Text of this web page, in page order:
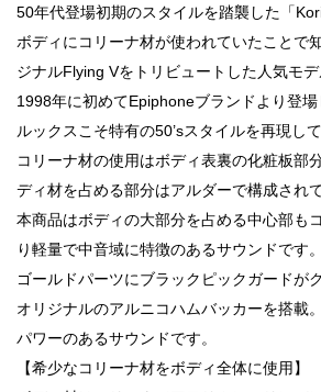
50年代登場初期のスタイルを踏襲した「
ボディにコリーナ材が使われていたことで
ジナルFlying Vをトリビュートした人気モデ
1998年に初めてEpiphoneブランドより登場
ルックスこそ特有の50’sスタイルを再現し
コリーナ材の使用はボディ表裏の化粧板部
ディ材を占める部分はアルダーで構成され
本商品はボディの大部分を占める中心部も
り軽量で中音域に特徴のあるサウンドです。
ゴールドパーツにブラックピックガードが
オリジナルのアルニコハムバッカーを搭載
パワーのあるサウンドです。
【希少なコリーナ材をボディ全体に使用】